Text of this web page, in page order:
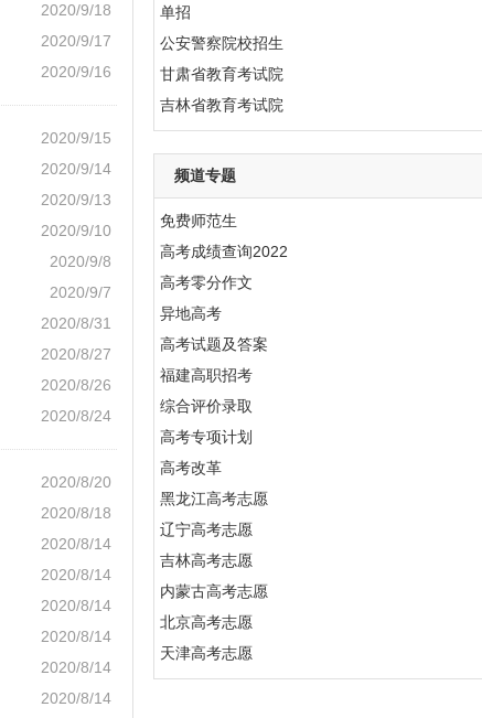
2020/9/18
2020/9/17
2020/9/16
2020/9/15
2020/9/14
2020/9/13
2020/9/10
2020/9/8
2020/9/7
2020/8/31
2020/8/27
2020/8/26
2020/8/24
2020/8/20
2020/8/18
2020/8/14
2020/8/14
2020/8/14
2020/8/14
2020/8/14
2020/8/14
单招
公安警察院校招生
甘肃省教育考试院
吉林省教育考试院
频道专题
免费师范生
高考成绩查询2022
高考零分作文
异地高考
高考试题及答案
福建高职招考
综合评价录取
高考专项计划
高考改革
黑龙江高考志愿
辽宁高考志愿
吉林高考志愿
内蒙古高考志愿
北京高考志愿
天津高考志愿